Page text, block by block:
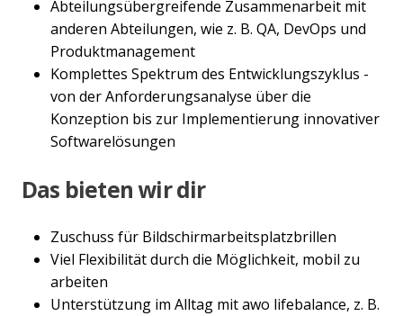
Abteilungsübergreifende Zusammenarbeit mit
anderen Abteilungen, wie z. B. QA, DevOps und
Produktmanagement
Komplettes Spektrum des Entwicklungszyklus -
von der Anforderungsanalyse über die
Konzeption bis zur Implementierung innovativer
Softwarelösungen
Das bieten wir dir
Zuschuss für Bildschirmarbeitsplatzbrillen
Viel Flexibilität durch die Möglichkeit, mobil zu
arbeiten
Unterstützung im Alltag mit awo lifebalance, z. B.